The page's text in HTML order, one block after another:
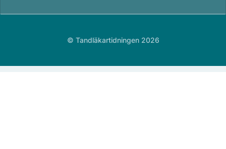
© Tandläkartidningen 2026